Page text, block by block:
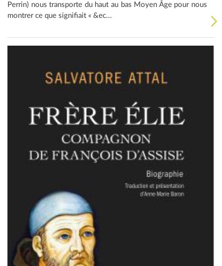
Perrin) nous transporte du haut au bas Moyen Âge pour nous
montrer ce que signifiait « &ec...